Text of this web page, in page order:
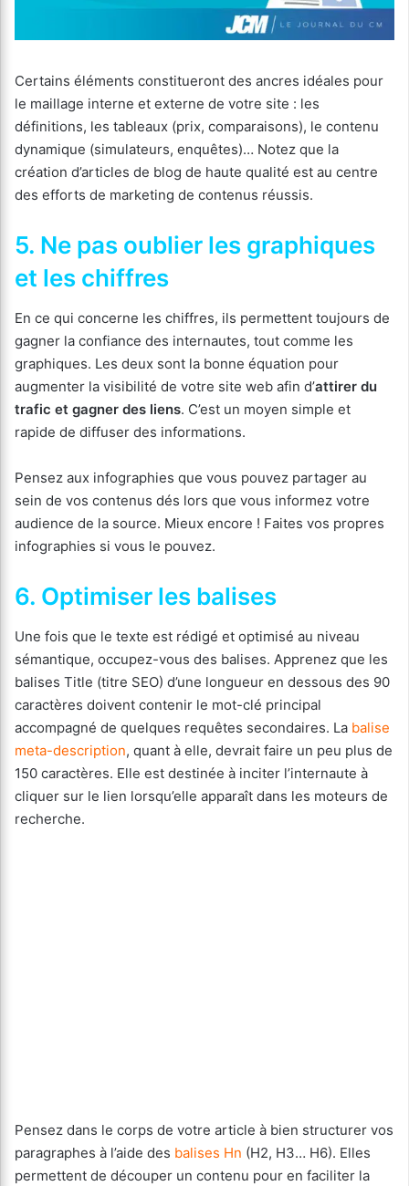
Certains éléments constitueront des ancres idéales pour
le maillage interne et externe de votre site : les
définitions, les tableaux (prix, comparaisons), le contenu
dynamique (simulateurs, enquêtes)… Notez que la
création d’articles de blog de haute qualité est au centre
des efforts de marketing de contenus réussis.
5. Ne pas oublier les graphiques
et les chiffres
En ce qui concerne les chiffres, ils permettent toujours de
gagner la confiance des internautes, tout comme les
graphiques. Les deux sont la bonne équation pour
augmenter la visibilité de votre site web afin d’attirer du
trafic et gagner des liens. C’est un moyen simple et
rapide de diffuser des informations.
Pensez aux infographies que vous pouvez partager au
sein de vos contenus dés lors que vous informez votre
audience de la source. Mieux encore ! Faites vos propres
infographies si vous le pouvez.
6. Optimiser les balises
Une fois que le texte est rédigé et optimisé au niveau
sémantique, occupez-vous des balises. Apprenez que les
balises Title (titre SEO) d’une longueur en dessous des 90
caractères doivent contenir le mot-clé principal
accompagné de quelques requêtes secondaires. La balise
meta-description, quant à elle, devrait faire un peu plus de
150 caractères. Elle est destinée à inciter l’internaute à
cliquer sur le lien lorsqu’elle apparaît dans les moteurs de
recherche.
Pensez dans le corps de votre article à bien structurer vos
paragraphes à l’aide des balises Hn (H2, H3… H6). Elles
permettent de découper un contenu pour en faciliter la